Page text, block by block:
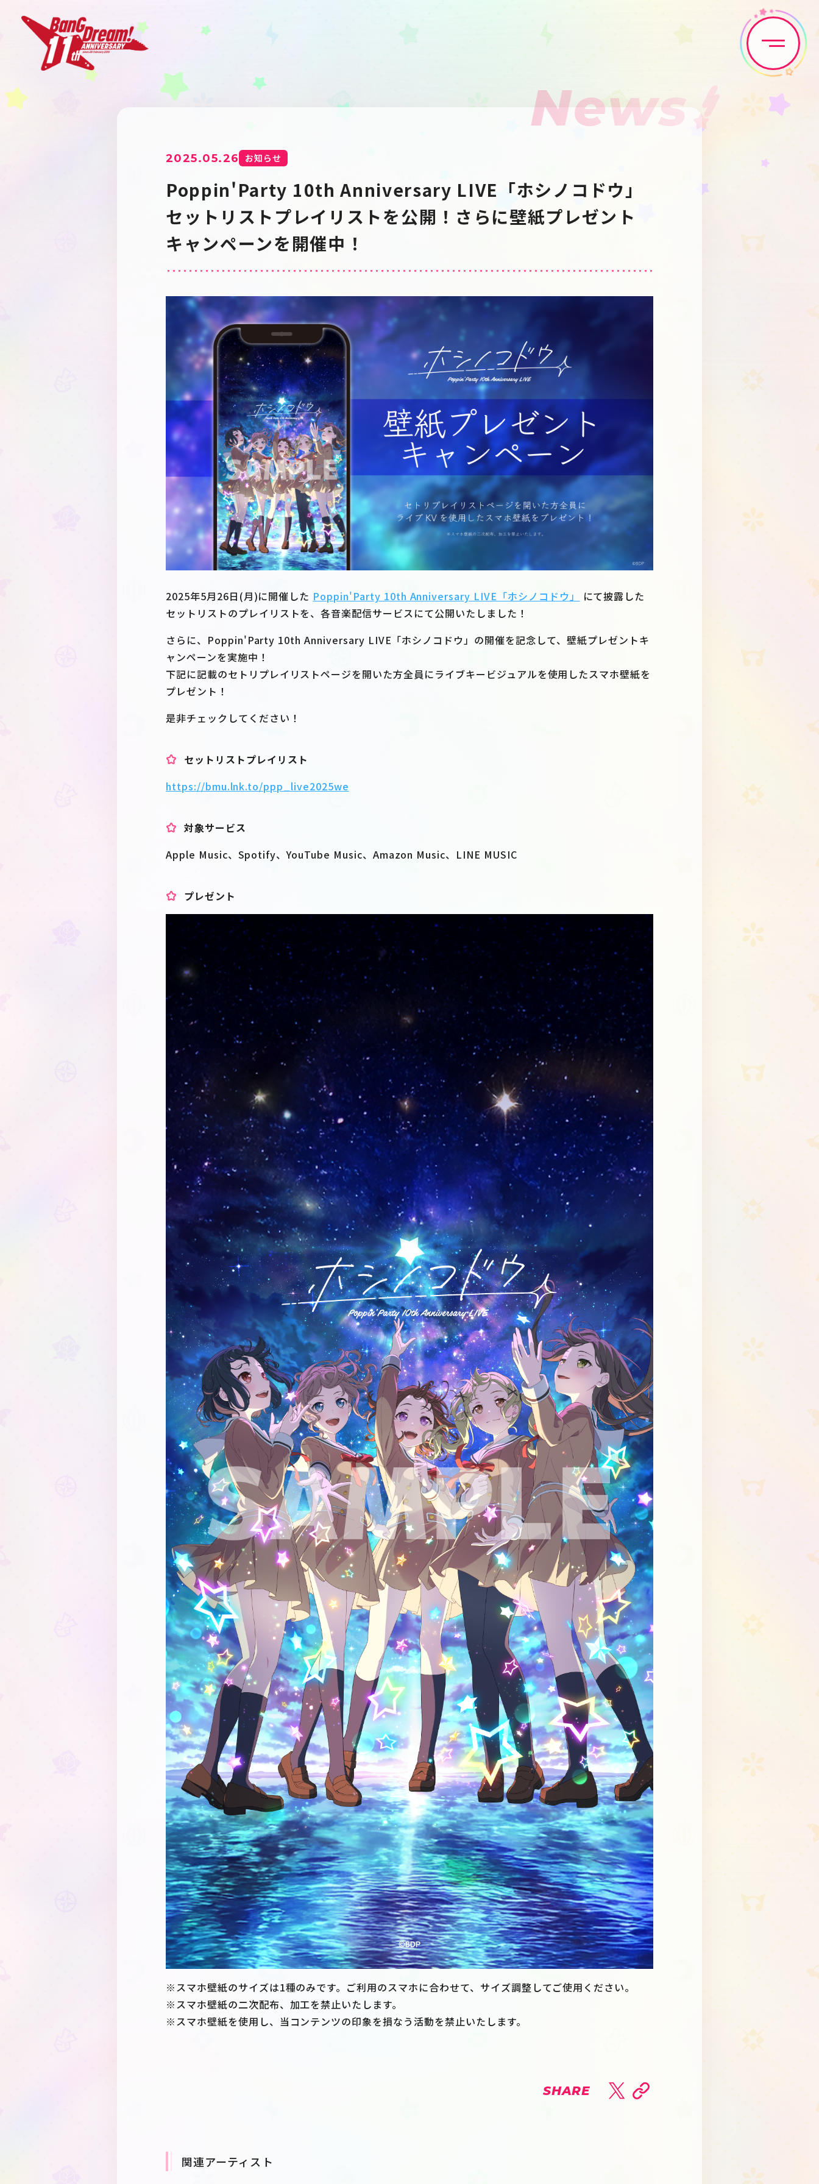
Home News
Artist Anime
News
2025.05.26 お知らせ
Poppin'Party 10th Anniversary LIVE「ホシノコドウ」
セットリストプレイリストを公開！さらに壁紙プレゼント
キャンペーンを開催中！
2025年5月26日(月)に開催した Poppin'Party 10th Anniversary LIVE「ホシノコドウ」
にて披露した
セットリストのプレイリストを、各音楽配信サービスにて公開いたしました！
さらに、Poppin'Party 10th Anniversary LIVE「ホシノコドウ」の開催を記念して、壁紙プレゼントキ
ャンペーンを実施中！
下記に記載のセトリプレイリストページを開いた方全員にライブキービジュアルを使用したスマホ壁紙を
プレゼント！
是非チェックしてください！
セットリストプレイリスト
https://bmu.lnk.to/ppp_live2025we
対象サービス
Apple Music、Spotify、YouTube Music、Amazon Music、LINE MUSIC
プレゼント
※スマホ壁紙のサイズは1種のみです。ご利用のスマホに合わせて、サイズ調整してご使用ください。
※スマホ壁紙の二次配布、加工を禁止いたします。
※スマホ壁紙を使用し、当コンテンツの印象を損なう活動を禁止いたします。
SHARE
関連アーティスト